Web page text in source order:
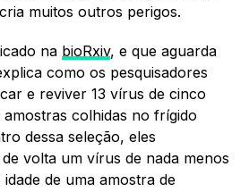
muitos outros perigos.
na bioRxiv, e que aguarda
como os pesquisadores
e reviver 13 vírus de cinco
colhidas no frígido
dessa seleção, eles
volta um vírus de nada menos
de uma amostra de